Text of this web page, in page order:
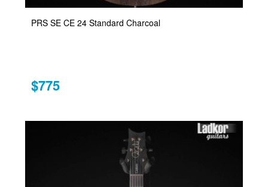
PRS SE CE 24 Standard Charcoal
$775